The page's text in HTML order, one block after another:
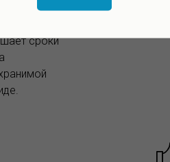
хранимой
сроки